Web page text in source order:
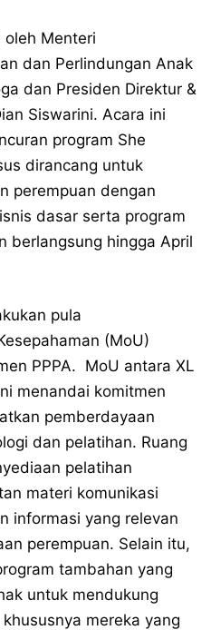
Menteri
dan Perlindungan Anak
dan Presiden Direktur &
Siswarini. Acara ini
program She
dirancang untuk
perempuan dengan
dasar serta program
berlangsung hingga April
pula
(MoU)
PPPA. MoU antara XL
menandai komitmen
pemberdayaan
dan pelatihan. Ruang
pelatihan
materi komunikasi
informasi yang relevan
perempuan. Selain itu,
tambahan yang
untuk mendukung
mereka yang